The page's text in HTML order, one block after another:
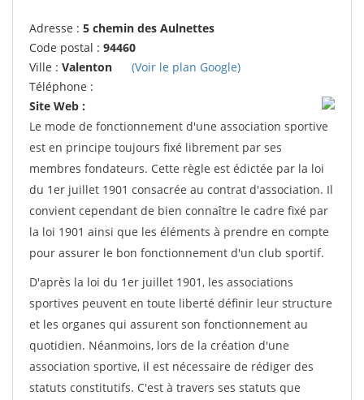
Adresse : 5 chemin des Aulnettes
Code postal : 94460
Ville : Valenton
(Voir le plan Google)
Téléphone :
Site Web :
Le mode de fonctionnement d'une association sportive
est en principe toujours fixé librement par ses
membres fondateurs. Cette règle est édictée par la loi
du 1er juillet 1901 consacrée au contrat d'association. Il
convient cependant de bien connaître le cadre fixé par
la loi 1901 ainsi que les éléments à prendre en compte
pour assurer le bon fonctionnement d'un club sportif.
D'après la loi du 1er juillet 1901, les associations
sportives peuvent en toute liberté définir leur structure
et les organes qui assurent son fonctionnement au
quotidien. Néanmoins, lors de la création d'une
association sportive, il est nécessaire de rédiger des
statuts constitutifs. C'est à travers ses statuts que